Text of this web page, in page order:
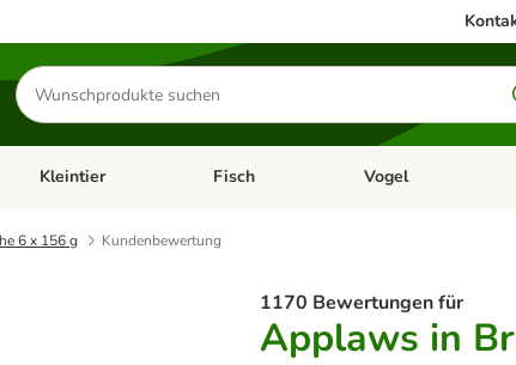
Produkte
suchen
& Zubehör
Kategorie-Menü öffnen: Hundefutter & Zubehör
Kleintier Kategorie-Menü öffnen: Kleintier
Fisch Kategorie-Menü
Vogel
6 x 156 g Kundenbewertung
1170 Bewertungen für
Applaws in